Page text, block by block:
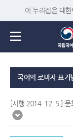
이 누리집은 대
국어의 로마자 표기
[시행 2014. 12. 5.]